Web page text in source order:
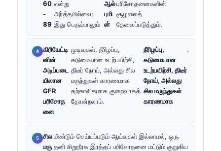
60
-
89
என்று
அர்த்தமில்லை;
இது பெரும்பாலும்
ஆல்
புமி
ன்
பரிசோதனைகளின்
சூழலைத்
தேவைப்படுத்தும்.
கிரியேட்டி
னின்
அடிப்படை
யிலான
GFR
பரிசோத
னை
முடிவுகள், நீரிழப்பு,
கடுமையான உடற்பயிற்சி,
திடீர் நோய், அல்லது சில
மருந்துகள் காரணமாக
தற்காலிகமாக குறைவாகத்
தோன்றலாம்.
நீரிழப்பு,
கடுமையான
உடற்பயிற்சி, திடீர்
நோய், அல்லது
சில மருந்துகள்
காரணமாக
.
சில
மரு
மீண்டும் செய்யப்படும் ஆய்வுகள் இல்லாமல், ஒரு
தனி சிறுநீரக இரத்தப் பரிசோதனை மட்டும் குறுகிய